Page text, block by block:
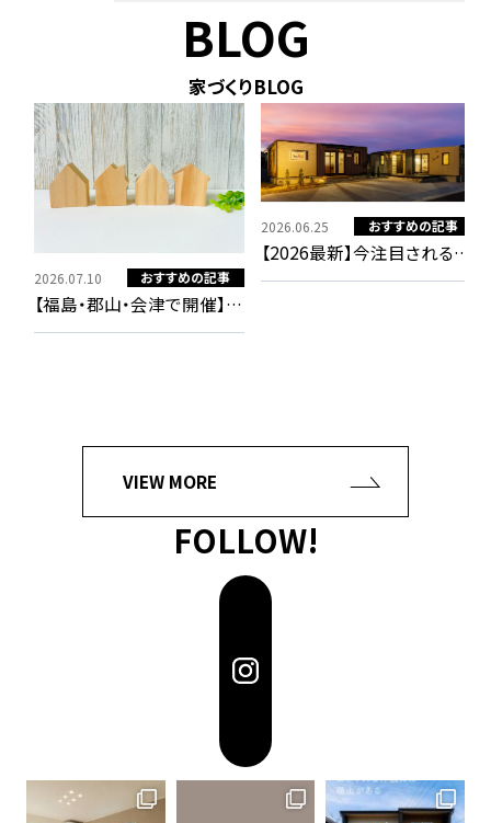
BLOG
家づくりBLOG
2026.07.10 おすすめの記事
【福島・郡山・会津で開催】夏
の過ごしやすさを体験！「7つ
2026.06.25 おすすめの記事
【2026最新】今注目されるス
モールハウス「SmALL（ス
VIEW MORE
FOLLOW!